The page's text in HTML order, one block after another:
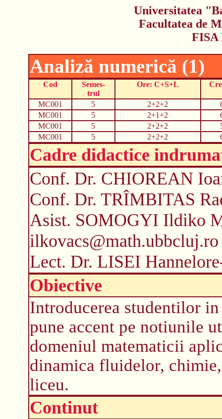
Universitatea
Facultatea de
FISA
Analiză numerică (1)
Cod
Semes-
trul
Ore: C+S+L
MC001 5 2+2+2
MC001
5 2+1+2
MC001
5 2+2+2
MC001
5 2+2+2
Cadre didactice
Conf. Dr. CHIOREAN
Conf. Dr. TRÎMBITAS
Asist. SOMOGYI Ildiko
ilkovacs@math.ubbcluj.ro
Lect. Dr. LISEI
Obiective
Introducerea studentilor
pune accent pe notiunile
domeniul matematicii
dinamica fluidelor,
liceu.
Continut